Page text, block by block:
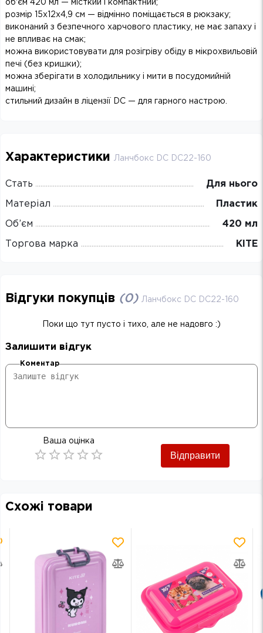
об'єм 420 мл — місткий і компактний;
розмір 15х12х4,9 см — відмінно поміщається в рюкзаку;
виконаний з безпечного харчового пластику, не має запаху і
не впливає на смак;
можна використовувати для розігріву обіду в мікрохвильовій
печі (без кришки);
можна зберігати в холодильнику і мити в посудомийній
машині;
стильний дизайн в ліцензії DC — для гарного настрою.
Характеристики Ланчбокс DC DC22-160
Стать Для нього
Матеріал Пластик
Об’єм 420 мл
Торгова марка KITE
Відгуки покупців (0) Ланчбокс DC DC22-160
Поки що тут пусто і тихо, але не надовго :)
Залишити відгук
Коментар
Ваша оцінка
Відправити
Схожі товари